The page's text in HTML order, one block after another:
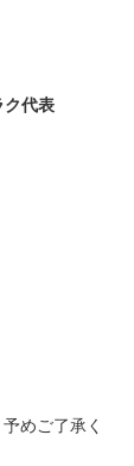
代表
めご了承く